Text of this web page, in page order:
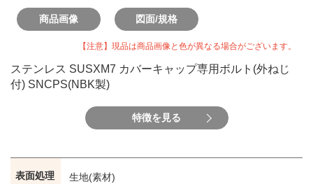
商品画像 図面/規格
【注意】現品は商品画像と色が異なる場合がございます。
ステンレス SUSXM7 カバーキャップ専用ボルト(外ねじ
付) SNCPS(NBK製)
特徴を見る
表面処理 生地(素材)